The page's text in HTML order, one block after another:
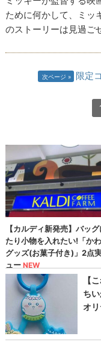
ために何かして、ミッ
のストーリーは見過ご
次ページ 限定